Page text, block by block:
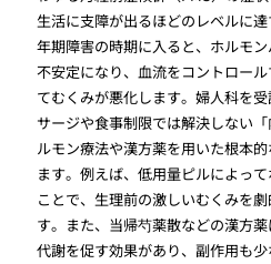
生活に支障が出るほどのレベルに
年期障害の時期に入ると、ホルモ
不安定になり、血流をコントロー
てむくみが悪化します。婦人科を
サージや食事制限では解決しない
ルモン療法や漢方薬を用いた根本
ます。例えば、低用量ピルによっ
ことで、生理前の激しいむくみを
す。また、当帰芍薬散などの漢方
代謝を促す効果があり、副作用も